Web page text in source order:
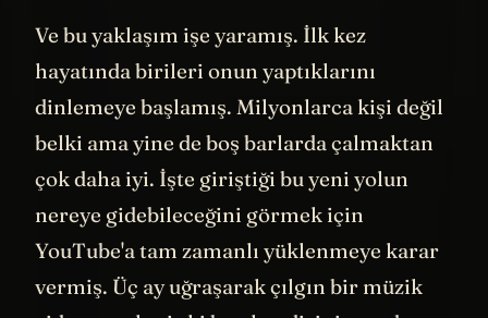
başlarken, o 'akıllılığımı' bir aylığına arka
bahçeye gömdüm. Belki video bitince
çıkarırım ama şu an sadece benim ve
eğlenceli sanat projemin arasında duruyor."
Düşünsenize, bir yandan kağıtlara pullar
yapıştırıyor, karton kutuları gümüş spreyle
boyuyor, bir yandan da birikimlerinin
eriyip gittiğini izliyor.